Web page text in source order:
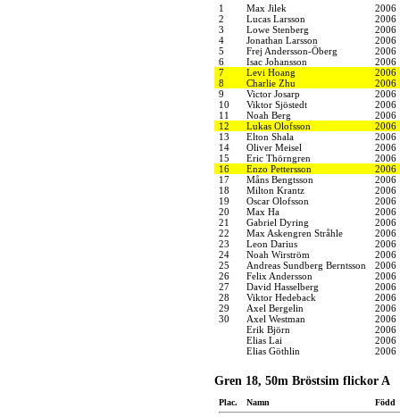
1 Max Jilek
2006
2
Lucas Larsson
2006
3
Lowe Stenberg
2006
4
Jonathan Larsson
2006
5
Frej Andersson-Öberg
2006
6
Isac Johansson
2006
7
Levi Hoang
2006
8
Charlie Zhu
2006
9
Victor Josarp
2006
10
Viktor Sjöstedt
2006
11
Noah Berg
2006
12
Lukas Olofsson
2006
13
Elton Shala
2006
14
Oliver Meisel
2006
15
Eric Thörngren
2006
16
Enzo Pettersson
2006
17
Måns Bengtsson
2006
18
Milton Krantz
2006
19
Oscar Olofsson
2006
20
Max Ha
2006
21
Gabriel Dyring
2006
22
Max Askengren Stråhle
2006
23
Leon Darius
2006
24
Noah Wirström
2006
25
Andreas Sundberg Berntsson
2006
26
Felix Andersson
2006
27
David Hasselberg
2006
28
Viktor Hedeback
2006
29
Axel Bergelin
2006
30
Axel Westman
2006
Erik Björn
2006
Elias Lai
2006
Elias Göthlin
2006
Gren 18, 50m Bröstsim flickor A
Plac. Namn Född